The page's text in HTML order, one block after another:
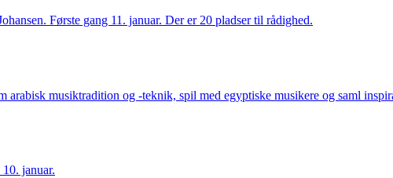
Første gang 11. januar. Der er 20 pladser til rådighed.
musiktradition og -teknik, spil med egyptiske musikere og saml
januar.